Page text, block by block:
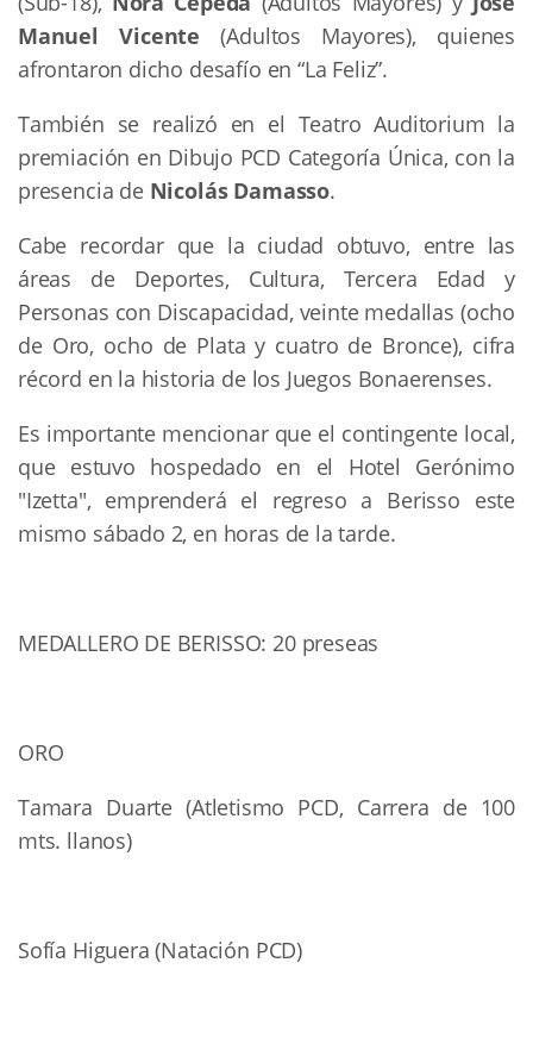
Manuel Vicente (Adultos Mayores), quienes
afrontaron dicho desafío en “La Feliz”.
También se realizó en el Teatro Auditorium la
premiación en Dibujo PCD Categoría Única, con la
presencia de Nicolás Damasso.
Cabe recordar que la ciudad obtuvo, entre las
áreas de Deportes, Cultura, Tercera Edad y
Personas con Discapacidad, veinte medallas (ocho
de Oro, ocho de Plata y cuatro de Bronce), cifra
récord en la historia de los Juegos Bonaerenses.
Es importante mencionar que el contingente local,
que estuvo hospedado en el Hotel Gerónimo
"Izetta", emprenderá el regreso a Berisso este
mismo sábado 2, en horas de la tarde.
MEDALLERO DE BERISSO: 20 preseas
ORO
Tamara Duarte (Atletismo PCD, Carrera de 100
mts. llanos)
Sofía Higuera (Natación PCD)